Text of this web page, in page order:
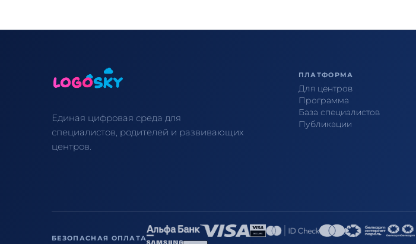
Единая цифровая среда для
специалистов, родителей и развивающих
центров.
ПЛАТФОРМА
Для центров
Программа
База специалистов
Публикации
БЕЗОПАСНАЯ ОПЛАТА